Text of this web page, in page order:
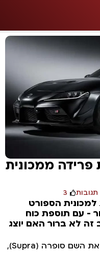
ממכונית
3
הספורט
תוספת כוח
ברור האם יוצג
בשנת 2019 טויוטה החזירה לחיים את השם סופרה (Supra),